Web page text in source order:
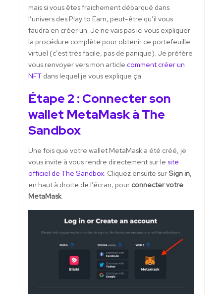
mais si vous êtes fraichement débarqué dans
l’univers des Play to Earn, peut-être qu’il vous
faudra en créer un. Je ne vais pas ici vous expliquer
la procédure complète pour obtenir ce portefeuille
virtuel (c’est très facile, pas de panique). Je préfère
vous renvoyer vers mon article comment créer un
NFTdans lequel je vous explique ça.
Étape 2 : Connecter son
wallet MetaMask à The
Sandbox
Une fois que votre wallet MetaMask a été créé, je
vous invite à vous rendre directement sur le site
officiel de The Sandbox. Cliquez ensuite surSign in,
en haut à droite de l’écran, pour connecter votre
MetaMask.